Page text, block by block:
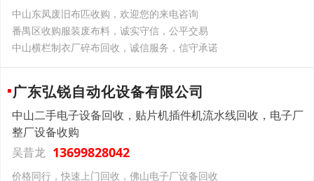
中山东凤废旧布匹收购，欢迎您的来电咨询
番禺区收购服装废布料，诚实守信，公平交易
中山横栏制衣厂碎布回收，诚信服务，信守承诺
广东弘锐自动化设备有限公司
中山二手电子设备回收，贴片机插件机流水线回收，电子厂
整厂设备收购
吴昔龙 13699828042
价格同行，快速上门回收，佛山电子厂设备回收